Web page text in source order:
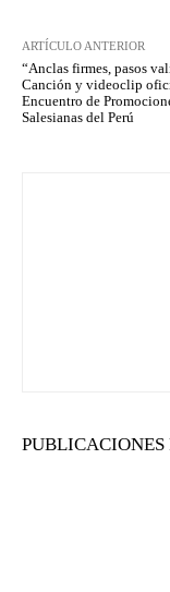
ARTÍCULO ANTERIOR
“Anclas firmes, pasos
Canción y videoclip
Encuentro de
Salesianas del Perú